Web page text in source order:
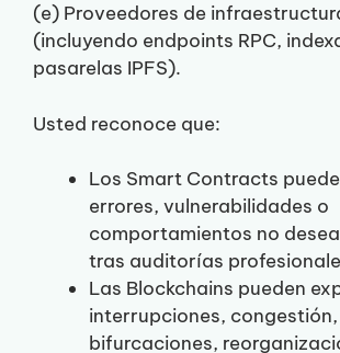
(e) Proveedores de
(incluyendo endpoints RPC,
pasarelas IPFS).
Usted reconoce que:
Los Smart Contracts
errores, vulnerabilidades o
comportamientos no
tras auditorías
Las Blockchains pueden
interrupciones, congestión,
bifurcaciones,